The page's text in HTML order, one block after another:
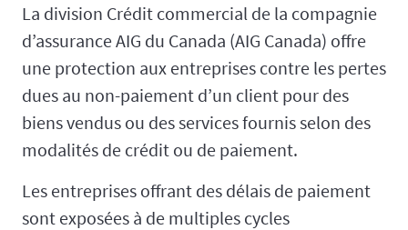
La division Crédit commercial de la compagnie
d’assurance AIG du Canada (AIG Canada) offre
une protection aux entreprises contre les pertes
dues au non-paiement d’un client pour des
biens vendus ou des services fournis selon des
modalités de crédit ou de paiement.
Les entreprises offrant des délais de paiement
sont exposées à de multiples cycles